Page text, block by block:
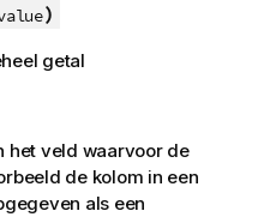
)
getal
het veld waarvoor de
de kolom in een
als een